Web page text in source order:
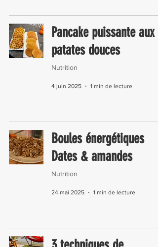
Pancake puissante aux
patates douces
Nutrition
4 juin 2025 1 min de lecture
Boules énergétiques
Dates & amandes
Nutrition
24 mai 2025 1 min de lecture